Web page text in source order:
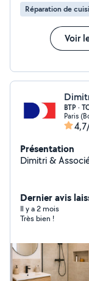
Réparation de
Voir
BTP ·
Paris
Présentation
Dernier avis
Il y a 2 mois
Très bien !